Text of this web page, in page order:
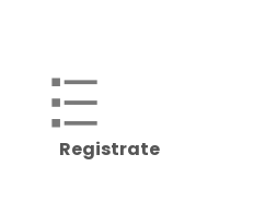
Registrate